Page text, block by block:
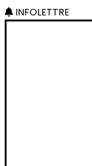
INFOLETTRE